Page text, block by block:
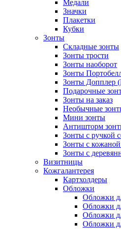
Медали
Значки
Плакетки
Кубки
Зонты
Складные зонты
Зонты трости
Зонты наоборот
Зонты
Зонты Допплер
Подарочные
Зонты на заказ
Необычные
Мини зонты
Антишторм
Зонты с ручкой
Зонты с
Зонты с
Визитницы
Кожгалантерея
Картхолдеры
Обложки
Обложки
Обложки
Обложки
Обложки